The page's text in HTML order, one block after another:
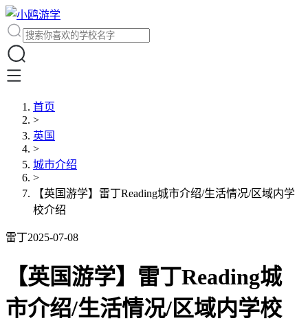
首页
>
英国
>
城市介绍
>
【英国游学】雷丁Reading城市介绍/生活情况/区域内学
校介绍
雷丁2025-07-08
【英国游学】雷丁Reading城
市介绍/生活情况/区域内学校